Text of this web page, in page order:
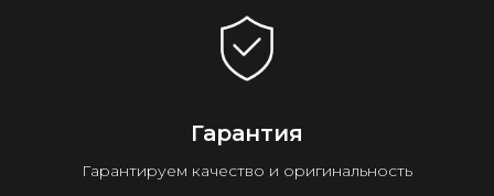
Гарантия
Гарантируем качество и оригинальность